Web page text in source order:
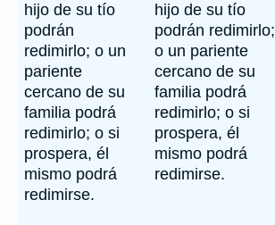
hijo de su tío
podrán
redimirlo; o un
pariente
cercano de su
familia podrá
redimirlo; o si
prospera, él
mismo podrá
redimirse.
hijo de su tío
podrán redimirlo;
o un pariente
cercano de su
familia podrá
redimirlo; o si
prospera, él
mismo podrá
redimirse.